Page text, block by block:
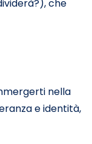
che
nella
e identità,